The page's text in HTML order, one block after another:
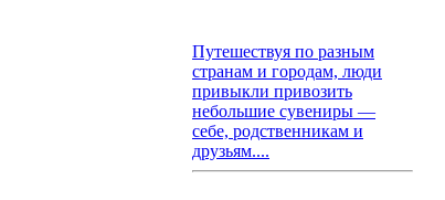
Путешествуя по разным
странам и городам, люди
привыкли привозить
небольшие сувениры —
себе, родственникам и
друзьям....